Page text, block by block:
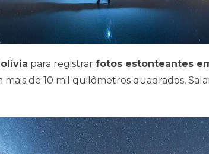
para registrar fotos estonteantes
mais de 10 mil quilômetros quadrados,